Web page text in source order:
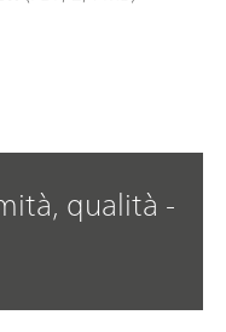
qualità -